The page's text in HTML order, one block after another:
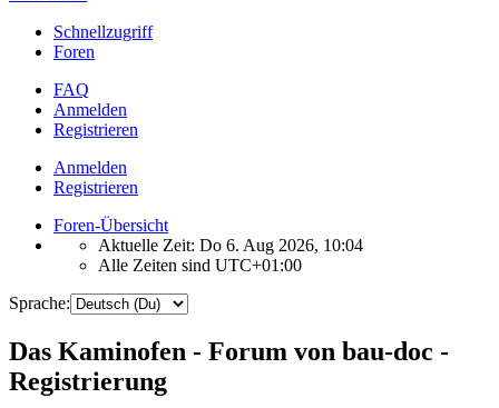
Schnellzugriff
Foren
FAQ
Anmelden
Registrieren
Anmelden
Registrieren
Foren-Übersicht
Aktuelle Zeit: Do 6. Aug 2026, 10:04
Alle Zeiten sind UTC+01:00
Sprache:
Das Kaminofen - Forum von bau-doc -
Registrierung